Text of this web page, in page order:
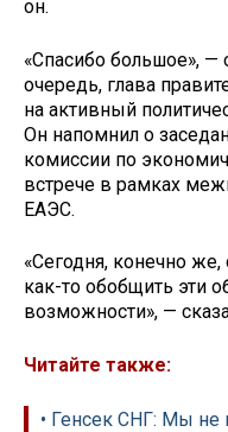
он.
«Спасибо большое»,
очередь, глава
на активный
Он напомнил о
комиссии по
встрече в рамках
ЕАЭС.
«Сегодня, конечно
как-то обобщить эти
возможности», —
Читайте также:
• Генсек СНГ: Мы